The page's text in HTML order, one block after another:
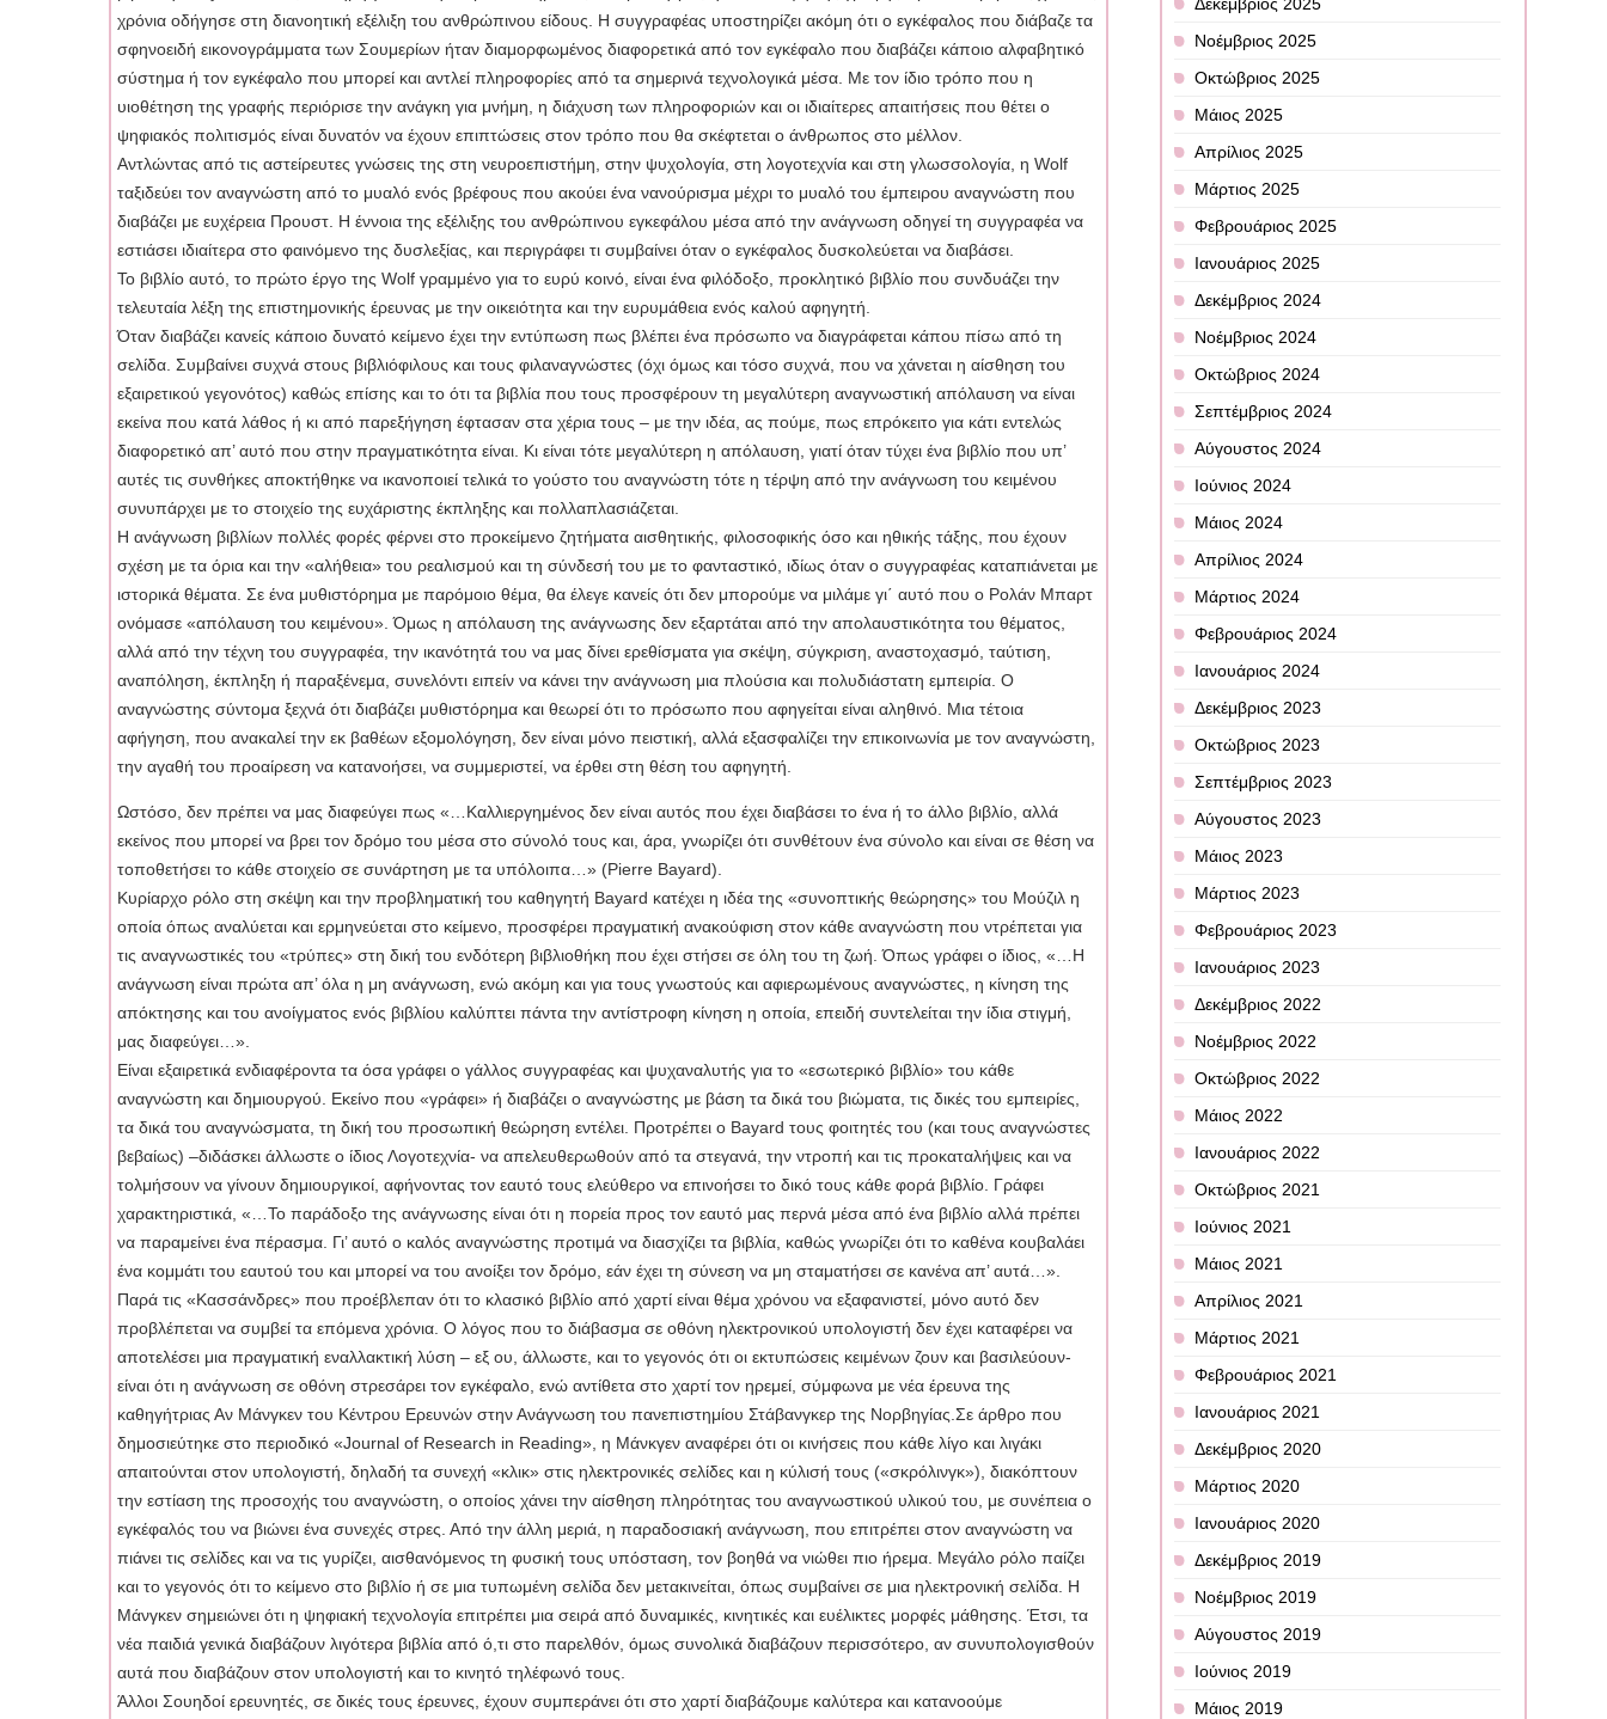
χρόνια οδήγησε στη διανοητική εξέλιξη του ανθρώπινου είδους. Η συγγραφέας υποστηρίζει ακόμη ότι ο εγκέφαλος που διάβαζε τα
σφηνοειδή εικονογράμματα των Σουμερίων ήταν διαμορφωμένος διαφορετικά από τον εγκέφαλο που διαβάζει κάποιο αλφαβητικό
σύστημα ή τον εγκέφαλο που μπορεί και αντλεί πληροφορίες από τα σημερινά τεχνολογικά μέσα. Με τον ίδιο τρόπο που η
υιοθέτηση της γραφής περιόρισε την ανάγκη για μνήμη, η διάχυση των πληροφοριών και οι ιδιαίτερες απαιτήσεις που θέτει ο
ψηφιακός πολιτισμός είναι δυνατόν να έχουν επιπτώσεις στον τρόπο που θα σκέφτεται ο άνθρωπος στο μέλλον.
Αντλώντας από τις αστείρευτες γνώσεις της στη νευροεπιστήμη, στην ψυχολογία, στη λογοτεχνία και στη γλωσσολογία, η Wolf
ταξιδεύει τον αναγνώστη από το μυαλό ενός βρέφους που ακούει ένα νανούρισμα μέχρι το μυαλό του έμπειρου αναγνώστη που
διαβάζει με ευχέρεια Προυστ. Η έννοια της εξέλιξης του ανθρώπινου εγκεφάλου μέσα από την ανάγνωση οδηγεί τη συγγραφέα να
εστιάσει ιδιαίτερα στο φαινόμενο της δυσλεξίας, και περιγράφει τι συμβαίνει όταν ο εγκέφαλος δυσκολεύεται να διαβάσει.
Το βιβλίο αυτό, το πρώτο έργο της Wolf γραμμένο για το ευρύ κοινό, είναι ένα φιλόδοξο, προκλητικό βιβλίο που συνδυάζει την
τελευταία λέξη της επιστημονικής έρευνας με την οικειότητα και την ευρυμάθεια ενός καλού αφηγητή.
Όταν διαβάζει κανείς κάποιο δυνατό κείμενο έχει την εντύπωση πως βλέπει ένα πρόσωπο να διαγράφεται κάπου πίσω από τη
σελίδα. Συμβαίνει συχνά στους βιβλιόφιλους και τους φιλαναγνώστες (όχι όμως και τόσο συχνά, που να χάνεται η αίσθηση του
εξαιρετικού γεγονότος) καθώς επίσης και το ότι τα βιβλία που τους προσφέρουν τη μεγαλύτερη αναγνωστική απόλαυση να είναι
εκείνα που κατά λάθος ή κι από παρεξήγηση έφτασαν στα χέρια τους – με την ιδέα, ας πούμε, πως επρόκειτο για κάτι εντελώς
διαφορετικό απ’ αυτό που στην πραγματικότητα είναι. Κι είναι τότε μεγαλύτερη η απόλαυση, γιατί όταν τύχει ένα βιβλίο που υπ’
αυτές τις συνθήκες αποκτήθηκε να ικανοποιεί τελικά το γούστο του αναγνώστη τότε η τέρψη από την ανάγνωση του κειμένου
συνυπάρχει με το στοιχείο της ευχάριστης έκπληξης και πολλαπλασιάζεται.
Η ανάγνωση βιβλίων πολλές φορές φέρνει στο προκείμενο ζητήματα αισθητικής, φιλοσοφικής όσο και ηθικής τάξης, που έχουν
σχέση με τα όρια και την «αλήθεια» του ρεαλισμού και τη σύνδεσή του με το φανταστικό, ιδίως όταν ο συγγραφέας καταπιάνεται με
ιστορικά θέματα. Σε ένα μυθιστόρημα με παρόμοιο θέμα, θα έλεγε κανείς ότι δεν μπορούμε να μιλάμε γι΄ αυτό που ο Ρολάν Μπαρτ
ονόμασε «απόλαυση του κειμένου». Όμως η απόλαυση της ανάγνωσης δεν εξαρτάται από την απολαυστικότητα του θέματος,
αλλά από την τέχνη του συγγραφέα, την ικανότητά του να μας δίνει ερεθίσματα για σκέψη, σύγκριση, αναστοχασμό, ταύτιση,
αναπόληση, έκπληξη ή παραξένεμα, συνελόντι ειπείν να κάνει την ανάγνωση μια πλούσια και πολυδιάστατη εμπειρία. Ο
αναγνώστης σύντομα ξεχνά ότι διαβάζει μυθιστόρημα και θεωρεί ότι το πρόσωπο που αφηγείται είναι αληθινό. Μια τέτοια
αφήγηση, που ανακαλεί την εκ βαθέων εξομολόγηση, δεν είναι μόνο πειστική, αλλά εξασφαλίζει την επικοινωνία με τον αναγνώστη,
την αγαθή του προαίρεση να κατανοήσει, να συμμεριστεί, να έρθει στη θέση του αφηγητή.
Ωστόσο, δεν πρέπει να μας διαφεύγει πως «…Καλλιεργημένος δεν είναι αυτός που έχει διαβάσει το ένα ή το άλλο βιβλίο, αλλά
εκείνος που μπορεί να βρει τον δρόμο του μέσα στο σύνολό τους και, άρα, γνωρίζει ότι συνθέτουν ένα σύνολο και είναι σε θέση να
τοποθετήσει το κάθε στοιχείο σε συνάρτηση με τα υπόλοιπα…» (Pierre Bayard).
Κυρίαρχο ρόλο στη σκέψη και την προβληματική του καθηγητή Bayard κατέχει η ιδέα της «συνοπτικής θεώρησης» του Μούζιλ η
οποία όπως αναλύεται και ερμηνεύεται στο κείμενο, προσφέρει πραγματική ανακούφιση στον κάθε αναγνώστη που ντρέπεται για
τις αναγνωστικές του «τρύπες» στη δική του ενδότερη βιβλιοθήκη που έχει στήσει σε όλη του τη ζωή. Όπως γράφει ο ίδιος, «…Η
ανάγνωση είναι πρώτα απ’ όλα η μη ανάγνωση, ενώ ακόμη και για τους γνωστούς και αφιερωμένους αναγνώστες, η κίνηση της
απόκτησης και του ανοίγματος ενός βιβλίου καλύπτει πάντα την αντίστροφη κίνηση η οποία, επειδή συντελείται την ίδια στιγμή,
μας διαφεύγει…».
Είναι εξαιρετικά ενδιαφέροντα τα όσα γράφει ο γάλλος συγγραφέας και ψυχαναλυτής για το «εσωτερικό βιβλίο» του κάθε
αναγνώστη και δημιουργού. Εκείνο που «γράφει» ή διαβάζει ο αναγνώστης με βάση τα δικά του βιώματα, τις δικές του εμπειρίες,
τα δικά του αναγνώσματα, τη δική του προσωπική θεώρηση εντέλει. Προτρέπει ο Bayard τους φοιτητές του (και τους αναγνώστες
βεβαίως) –διδάσκει άλλωστε ο ίδιος Λογοτεχνία- να απελευθερωθούν από τα στεγανά, την ντροπή και τις προκαταλήψεις και να
τολμήσουν να γίνουν δημιουργικοί, αφήνοντας τον εαυτό τους ελεύθερο να επινοήσει το δικό τους κάθε φορά βιβλίο. Γράφει
χαρακτηριστικά, «…Το παράδοξο της ανάγνωσης είναι ότι η πορεία προς τον εαυτό μας περνά μέσα από ένα βιβλίο αλλά πρέπει
να παραμείνει ένα πέρασμα. Γι’ αυτό ο καλός αναγνώστης προτιμά να διασχίζει τα βιβλία, καθώς γνωρίζει ότι το καθένα κουβαλάει
ένα κομμάτι του εαυτού του και μπορεί να του ανοίξει τον δρόμο, εάν έχει τη σύνεση να μη σταματήσει σε κανένα απ’ αυτά…».
Παρά τις «Κασσάνδρες» που προέβλεπαν ότι το κλασικό βιβλίο από χαρτί είναι θέμα χρόνου να εξαφανιστεί, μόνο αυτό δεν
προβλέπεται να συμβεί τα επόμενα χρόνια. Ο λόγος που το διάβασμα σε οθόνη ηλεκτρονικού υπολογιστή δεν έχει καταφέρει να
αποτελέσει μια πραγματική εναλλακτική λύση – εξ ου, άλλωστε, και το γεγονός ότι οι εκτυπώσεις κειμένων ζουν και βασιλεύουν-
είναι ότι η ανάγνωση σε οθόνη στρεσάρει τον εγκέφαλο, ενώ αντίθετα στο χαρτί τον ηρεμεί, σύμφωνα με νέα έρευνα της
καθηγήτριας Αν Μάνγκεν του Κέντρου Ερευνών στην Ανάγνωση του πανεπιστημίου Στάβανγκερ της Νορβηγίας.Σε άρθρο που
δημοσιεύτηκε στο περιοδικό «Journal of Research in Reading», η Μάνκγεν αναφέρει ότι οι κινήσεις που κάθε λίγο και λιγάκι
απαιτούνται στον υπολογιστή, δηλαδή τα συνεχή «κλικ» στις ηλεκτρονικές σελίδες και η κύλισή τους («σκρόλινγκ»), διακόπτουν
την εστίαση της προσοχής του αναγνώστη, ο οποίος χάνει την αίσθηση πληρότητας του αναγνωστικού υλικού του, με συνέπεια ο
εγκέφαλός του να βιώνει ένα συνεχές στρες. Από την άλλη μεριά, η παραδοσιακή ανάγνωση, που επιτρέπει στον αναγνώστη να
πιάνει τις σελίδες και να τις γυρίζει, αισθανόμενος τη φυσική τους υπόσταση, τον βοηθά να νιώθει πιο ήρεμα. Μεγάλο ρόλο παίζει
και το γεγονός ότι το κείμενο στο βιβλίο ή σε μια τυπωμένη σελίδα δεν μετακινείται, όπως συμβαίνει σε μια ηλεκτρονική σελίδα. Η
Μάνγκεν σημειώνει ότι η ψηφιακή τεχνολογία επιτρέπει μια σειρά από δυναμικές, κινητικές και ευέλικτες μορφές μάθησης. Έτσι, τα
νέα παιδιά γενικά διαβάζουν λιγότερα βιβλία από ό,τι στο παρελθόν, όμως συνολικά διαβάζουν περισσότερο, αν συνυπολογισθούν
αυτά που διαβάζουν στον υπολογιστή και το κινητό τηλέφωνό τους.
Άλλοι Σουηδοί ερευνητές, σε δικές τους έρευνες, έχουν συμπεράνει ότι στο χαρτί διαβάζουμε καλύτερα και κατανοούμε
Νοέμβριος 2025
Οκτώβριος 2025
Μάιος 2025
Απρίλιος 2025
Μάρτιος 2025
Φεβρουάριος 2025
Ιανουάριος 2025
Δεκέμβριος 2024
Νοέμβριος 2024
Οκτώβριος 2024
Σεπτέμβριος 2024
Αύγουστος 2024
Ιούνιος 2024
Μάιος 2024
Απρίλιος 2024
Μάρτιος 2024
Φεβρουάριος 2024
Ιανουάριος 2024
Δεκέμβριος 2023
Οκτώβριος 2023
Σεπτέμβριος 2023
Αύγουστος 2023
Μάιος 2023
Μάρτιος 2023
Φεβρουάριος 2023
Ιανουάριος 2023
Δεκέμβριος 2022
Νοέμβριος 2022
Οκτώβριος 2022
Μάιος 2022
Ιανουάριος 2022
Οκτώβριος 2021
Ιούνιος 2021
Μάιος 2021
Απρίλιος 2021
Μάρτιος 2021
Φεβρουάριος 2021
Ιανουάριος 2021
Δεκέμβριος 2020
Μάρτιος 2020
Ιανουάριος 2020
Δεκέμβριος 2019
Νοέμβριος 2019
Αύγουστος 2019
Ιούνιος 2019
Μάιος 2019